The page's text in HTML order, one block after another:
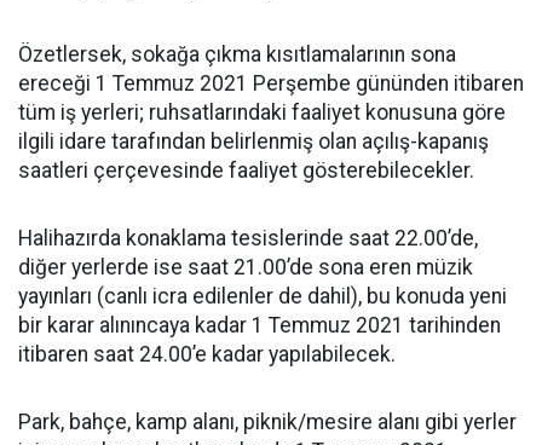
Özetlersek, sokağa çıkma kısıtlamalarının sona
ereceği 1 Temmuz 2021 Perşembe gününden itibaren
tüm iş yerleri; ruhsatlarındaki faaliyet konusuna göre
ilgili idare tarafından belirlenmiş olan açılış-kapanış
saatleri çerçevesinde faaliyet gösterebilecekler.
Halihazırda konaklama tesislerinde saat 22.00’de,
diğer yerlerde ise saat 21.00’de sona eren müzik
yayınları (canlı icra edilenler de dahil), bu konuda yeni
bir karar alınıncaya kadar 1 Temmuz 2021 tarihinden
itibaren saat 24.00’e kadar yapılabilecek.
Park, bahçe, kamp alanı, piknik/mesire alanı gibi yerler